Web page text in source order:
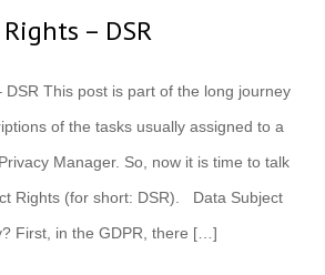
– DSR
DSR This post is part of the long journey
of the tasks usually assigned to a
Manager. So, now it is time to talk
Rights (for short: DSR). Data Subject
First, in the GDPR, there […]